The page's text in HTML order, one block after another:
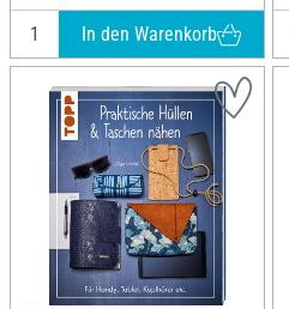
In den Warenkorb